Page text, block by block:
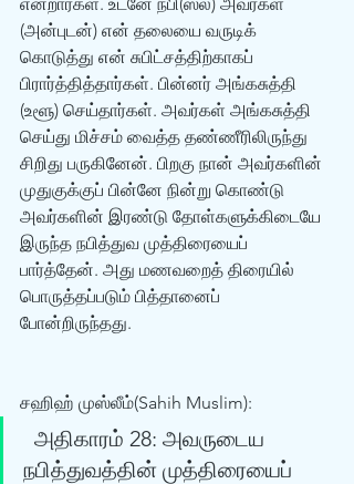
(அன்புடன்) என் தலையை வருடிக்
கொடுத்து என் சுபிட்சத்திற்காகப்
பிரார்த்தித்தார்கள். பின்னர் அங்கசுத்தி
(உளூ) செய்தார்கள். அவர்கள் அங்கசுத்தி
செய்து மிச்சம் வைத்த தண்ணீரிலிருந்து
சிறிது பருகினேன். பிறகு நான் அவர்களின்
முதுகுக்குப் பின்னே நின்று கொண்டு
அவர்களின் இரண்டு தோள்களுக்கிடையே
இருந்த நபித்துவ முத்திரையைப்
பார்த்தேன். அது மணவறைத் திரையில்
பொருத்தப்படும் பித்தானைப்
போன்றிருந்தது.
சஹிஹ் முஸ்லீம்(Sahih Muslim):
நபித்துவத்தின் முத்திரையைப்